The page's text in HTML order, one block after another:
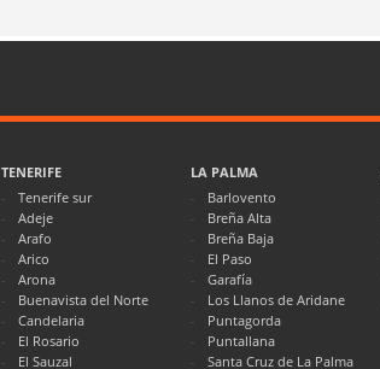
TENERIFE
Tenerife sur
Adeje
Arafo
Arico
Arona
Buenavista del Norte
Candelaria
El Rosario
El Sauzal
LA PALMA
Barlovento
Breña Alta
Breña Baja
El Paso
Garafía
Los Llanos de Aridane
Puntagorda
Puntallana
Santa Cruz de La Palma